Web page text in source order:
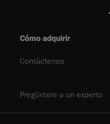
Cómo adquirir
Contáctenos
Pregúntele a un experto